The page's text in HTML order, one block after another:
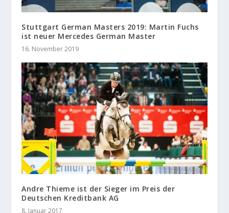
Stuttgart German Masters 2019: Martin Fuchs
ist neuer Mercedes German Master
16. November 2019
Andre Thieme ist der Sieger im Preis der
Deutschen Kreditbank AG
8. Januar 2017